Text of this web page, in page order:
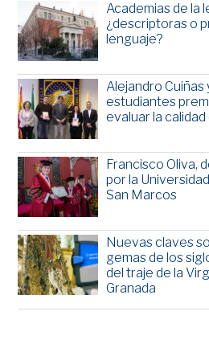
Academias de la
¿descriptoras o
lenguaje?
Alejandro Cuiñas
estudiantes
evaluar la
Francisco Oliva,
por la
San Marcos
Nuevas claves
gemas de los
del traje de la
Granada